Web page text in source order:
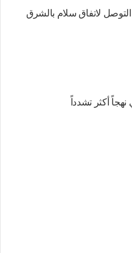
لاتفاق سلام بالشرق
نهجاً أكثر تشدداً